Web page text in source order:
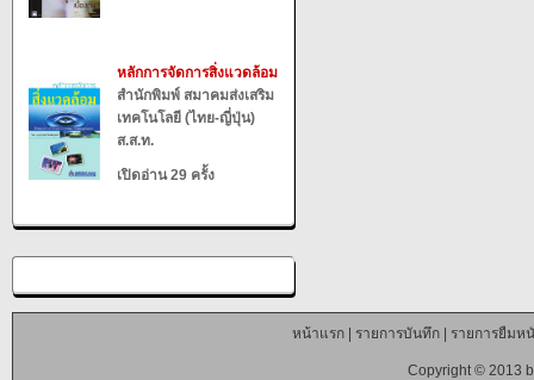
หลักการจัดการสิ่งแวดล้อม
สำนักพิมพ์ สมาคมส่งเสริม
เทคโนโลยี (ไทย-ญี่ปุ่น)
ส.ส.ท.
เปิดอ่าน 29 ครั้ง
หน้าแรก| รายการบันทึก| รายการยืมห
Copyright © 2013